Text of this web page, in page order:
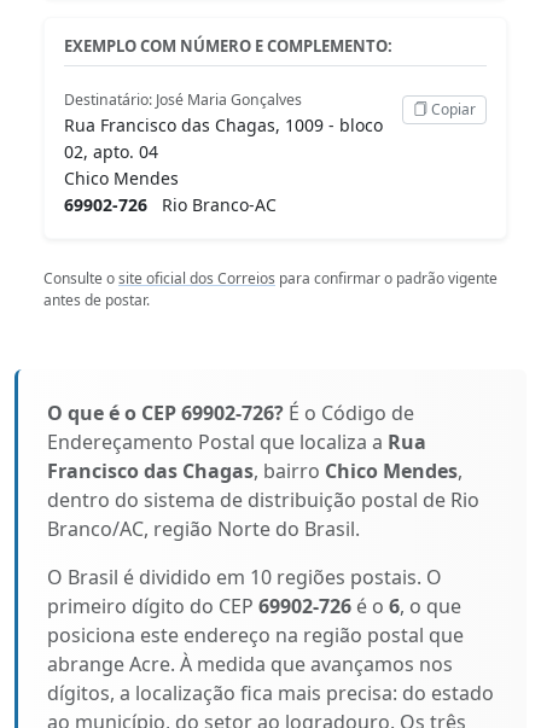
EXEMPLO COM NÚMERO E COMPLEMENTO:
Destinatário: José Maria Gonçalves
Rua Francisco das Chagas, 1009 - bloco
02, apto. 04
Chico Mendes
69902-726 Rio Branco-AC
Copiar
Consulte osite oficial dos Correios para confirmar o padrão vigente
antes de postar.
O que é o CEP 69902-726? É o Código de
Endereçamento Postal que localiza a Rua
Francisco das Chagas, bairro Chico Mendes,
dentro do sistema de distribuição postal de Rio
Branco/AC, região Norte do Brasil.
O Brasil é dividido em 10 regiões postais. O
primeiro dígito do CEP 69902-726 é o 6, o que
posiciona este endereço na região postal que
abrange Acre. À medida que avançamos nos
dígitos, a localização fica mais precisa: do estado
ao município, do setor ao logradouro. Os três